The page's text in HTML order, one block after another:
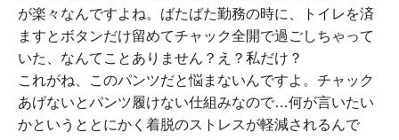
が楽々なんですよね。ばたばた勤務の時に、トイレを済
ますとボタンだけ留めてチャック全開で過ごしちゃって
いた、なんてことありません？え？私だけ？
これがね、このパンツだと悩まないんですよ。チャック
あげないとパンツ履けない仕組みなので…何が言いたい
かというととにかく着脱のストレスが軽減されるんで